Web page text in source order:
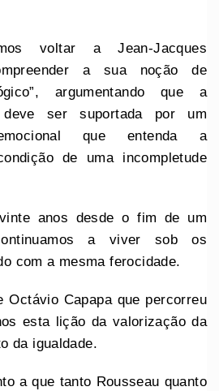
voltar a Jean-Jacques
a sua noção de
argumentando que a
deve ser suportada por um
emocional que entenda a
de uma incompletude
anos desde o fim de um
a viver sob os
com a mesma ferocidade.
Octávio Capapa que percorreu
esta lição da valorização da
da igualdade.
a que tanto Rousseau quanto